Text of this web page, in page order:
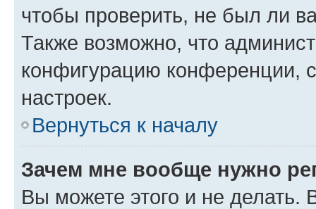
чтобы проверить, не был ли
Также возможно, что
конфигурацию конференции,
настроек.
Вернуться к началу
Зачем мне вообще нужно
Вы можете этого и не делать.